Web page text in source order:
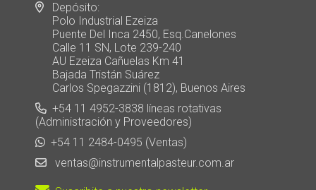
Depósito:
Polo Industrial Ezeiza
Puente Del Inca 2450, Esq.Canelones
Calle 11 SN, Lote 239-240
AU Ezeiza Cañuelas Km 41
Bajada Tristán Suárez
Carlos Spegazzini (1812), Buenos Aires
+54 11 4952-3838 líneas rotativas
(Administración y Proveedores)
+54 11 2484-0495 (Ventas)
ventas@instrumentalpasteur.com.ar